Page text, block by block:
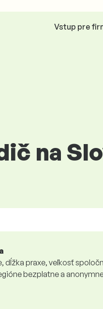
Vstup pre
na
praxe, veľkosť
bezplatne a